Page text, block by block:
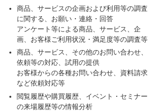
商品、サービスの企画および利用等の調査
に関する、お願い・連絡・回答
アンケート等による商品、サービス、企
画、お客様ご利用状況・満足度等の調査等
商品、サービス、その他のお問い合わせ、
依頼等の対応、試用の提供
お客様からの各種お問い合わせ、資料請求
など依頼対応等
閲覧履歴や購買履歴、イベント・セミナー
の来場履歴等の情報分析